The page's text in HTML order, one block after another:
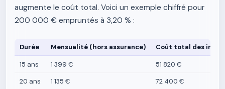
augmente le coût total. Voici un exemple chiffré pour
200 000 € empruntés à 3,20 % :
Durée Mensualité (hors assurance) Coût total des
15 ans 1 399 €
51 820 €
20 ans
1 135 €
72 400 €